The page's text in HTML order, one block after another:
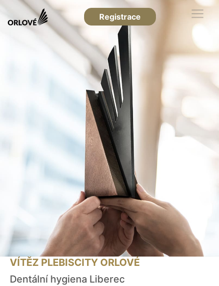
Registrace
VÍTĚZ PLEBISCITY ORLOVÉ
Dentální hygiena Liberec